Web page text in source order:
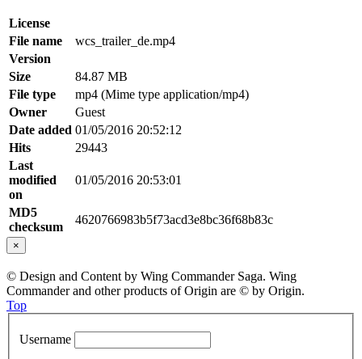
License
File name
wcs_trailer_de.mp4
Version
Size
84.87 MB
File type
mp4 (Mime type application/mp4)
Owner
Guest
Date added 01/05/2016 20:52:12
Hits
29443
Last
modified
on
01/05/2016 20:53:01
MD5
checksum
4620766983b5f73acd3e8bc36f68b83c
×
© Design and Content by Wing Commander Saga. Wing
Commander and other products of Origin are © by Origin.
Top
Username